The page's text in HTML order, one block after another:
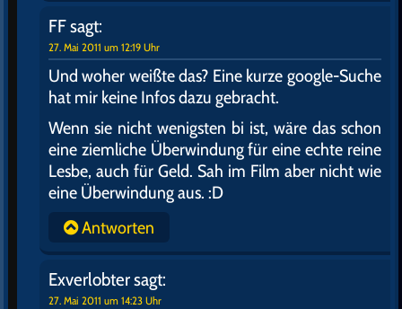
FFsagt:
27. Mai 2011 um 12:19 Uhr
Und woher weißte das? Eine kurze google-Suche
hat mir keine Infos dazu gebracht.
Wenn sie nicht wenigsten bi ist, wäre das schon
eine ziemliche Überwindung für eine echte reine
Lesbe, auch für Geld. Sah im Film aber nicht wie
eine Überwindung aus. :D
Antworten
Exverlobtersagt:
27. Mai 2011 um 14:23 Uhr